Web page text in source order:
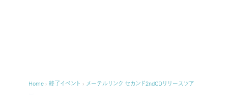
Home › 終了イベント › メーテルリンク セカンド2ndCDリリースツア
ー